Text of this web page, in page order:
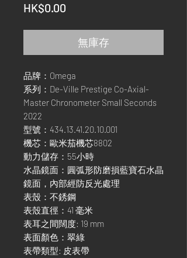
HK$0.00
無庫存
品牌：Omega
系列：De-Ville Prestige Co-Axial-
Master Chronometer Small Seconds
2022
型號：434.13.41.20.10.001
機芯：歐米茄機芯8802
動力儲存：55小時
水晶鏡面：圓弧形防磨損藍寶石水晶
鏡面，內部經防反光處理
表殼：不銹鋼
表殼直徑：41 毫米
表耳之間闊度: 19 mm
表面顏色：翠綠
表帶類型: 皮表帶